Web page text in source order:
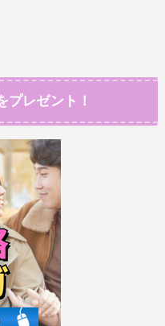
プレゼント！